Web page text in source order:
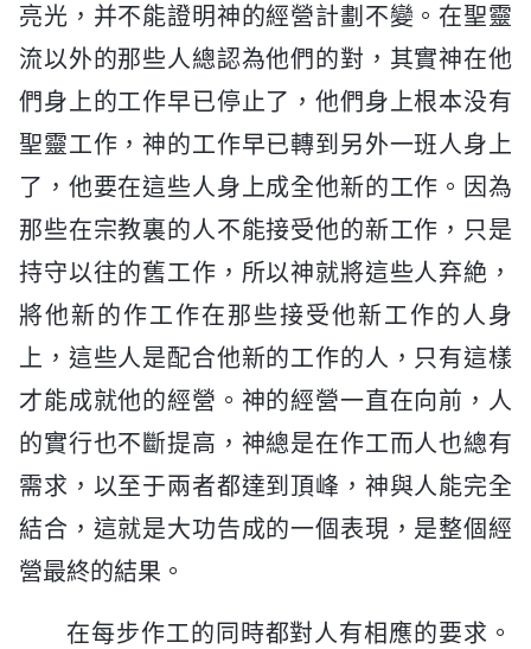
亮光，并不能證明神的經營計劃不變。在聖靈
流以外的那些人總認為他們的對，其實神在他
們身上的工作早已停止了，他們身上根本没有
聖靈工作，神的工作早已轉到另外一班人身上
了，他要在這些人身上成全他新的工作。因為
那些在宗教裏的人不能接受他的新工作，只是
持守以往的舊工作，所以神就將這些人弃絶，
將他新的作工作在那些接受他新工作的人身
上，這些人是配合他新的工作的人，只有這樣
才能成就他的經營。神的經營一直在向前，人
的實行也不斷提高，神總是在作工而人也總有
需求，以至于兩者都達到頂峰，神與人能完全
結合，這就是大功告成的一個表現，是整個經
營最終的結果。
在每步作工的同時都對人有相應的要求。